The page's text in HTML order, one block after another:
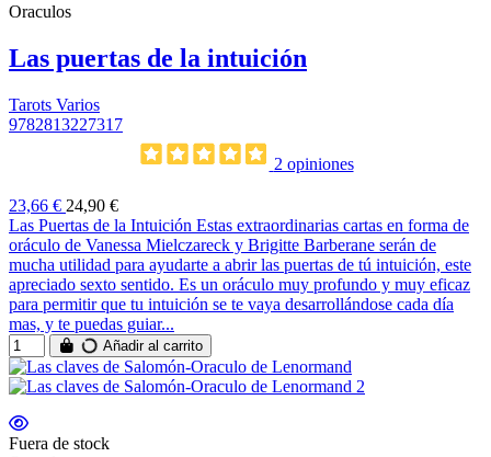
Oraculos
Las puertas de la intuición
Tarots Varios
9782813227317
2 opiniones
23,66 € 24,90 €
Las Puertas de la Intuición Estas extraordinarias cartas en forma de
oráculo de Vanessa Mielczareck y Brigitte Barberane serán de
mucha utilidad para ayudarte a abrir las puertas de tú intuición, este
apreciado sexto sentido. Es un oráculo muy profundo y muy eficaz
para permitir que tu intuición se te vaya desarrollándose cada día
mas, y te puedas guiar...
Añadir al carrito
Fuera de stock